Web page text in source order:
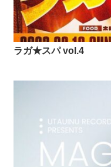
ラガ★スパ vol.4